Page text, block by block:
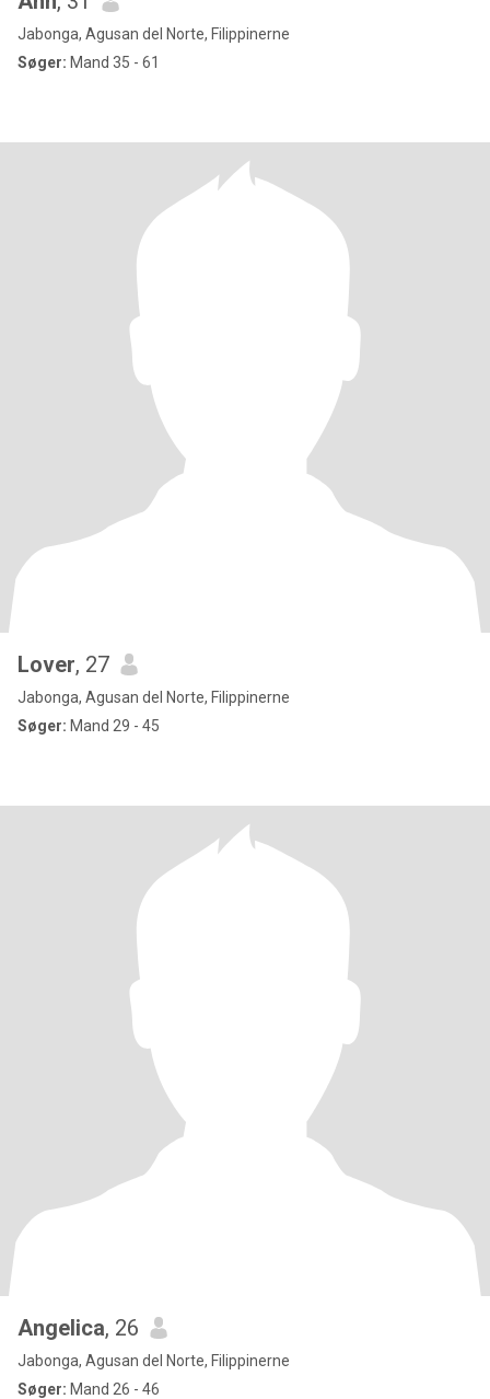
Jabonga, Agusan del Norte, Filippinerne
Søger: Mand 35 - 61
Lover, 27
Jabonga, Agusan del Norte, Filippinerne
Søger: Mand 29 - 45
Angelica, 26
Jabonga, Agusan del Norte, Filippinerne
Søger: Mand 26 - 46